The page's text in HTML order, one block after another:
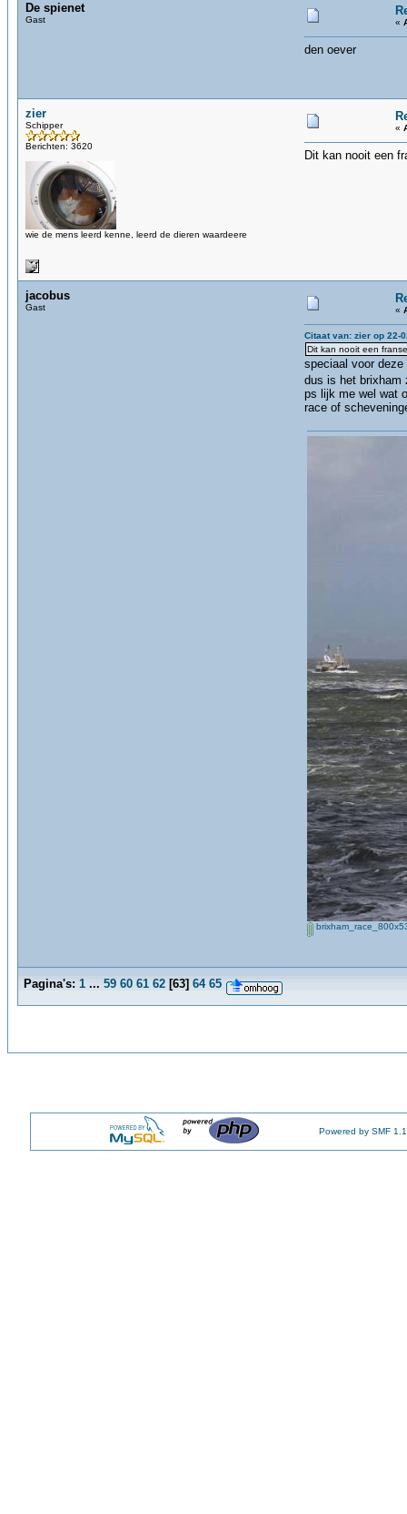
De spienet
Gast «
den oever
zier
Schipper
Berichten: 3620
wie de mens leerd kenne, leerd de dieren waardeere
«
Dit kan nooit een
jacobus
Gast «
Citaat van: zier op 22-
Dit kan nooit een
speciaal voor
dus is het
ps lijk me wel wat
race of
Pagina's: 1 ... 59 60 61 62 [63] 64 65
Powered by SMF